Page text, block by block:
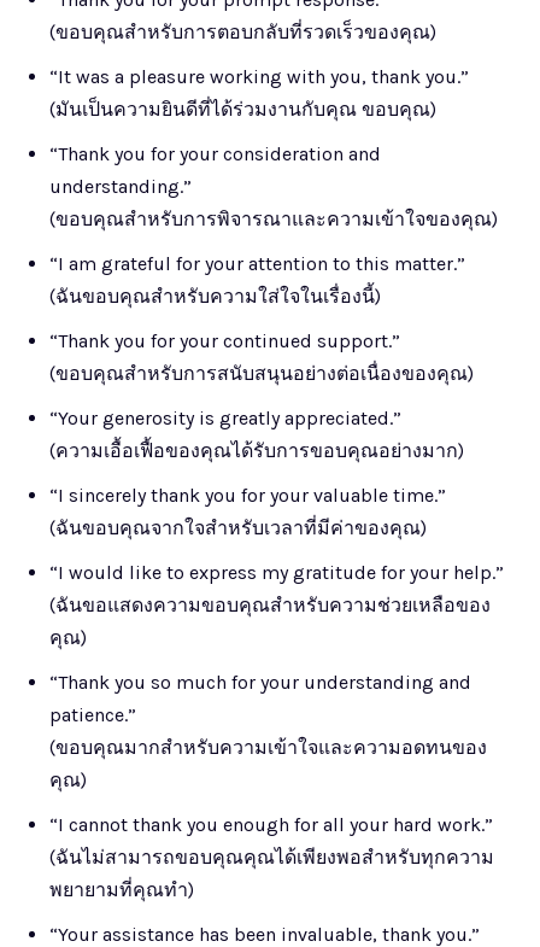
(ขอบคุณสำหรับการตอบกลับที่รวดเร็วของคุณ)
“It was a pleasure working with you, thank you.”
(มันเป็นความยินดีที่ได้ร่วมงานกับคุณ ขอบคุณ)
“Thank you for your consideration and
understanding.”
(ขอบคุณสำหรับการพิจารณาและความเข้าใจของคุณ)
“I am grateful for your attention to this matter.”
(ฉันขอบคุณสำหรับความใส่ใจในเรื่องนี้)
“Thank you for your continued support.”
(ขอบคุณสำหรับการสนับสนุนอย่างต่อเนื่องของคุณ)
“Your generosity is greatly appreciated.”
(ความเอื้อเฟื้อของคุณได้รับการขอบคุณอย่างมาก)
“I sincerely thank you for your valuable time.”
(ฉันขอบคุณจากใจสำหรับเวลาที่มีค่าของคุณ)
“I would like to express my gratitude for your help.”
(ฉันขอแสดงความขอบคุณสำหรับความช่วยเหลือของ
คุณ)
“Thank you so much for your understanding and
patience.”
(ขอบคุณมากสำหรับความเข้าใจและความอดทนของ
คุณ)
“I cannot thank you enough for all your hard work.”
(ฉันไม่สามารถขอบคุณคุณได้เพียงพอสำหรับทุกความ
พยายามที่คุณทำ)
“Your assistance has been invaluable, thank you.”